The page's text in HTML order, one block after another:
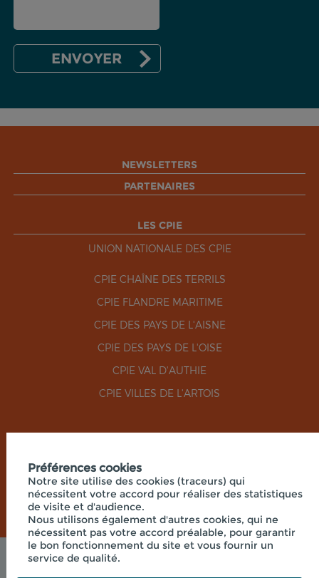
NEWSLETTERS
PARTENAIRES
LES CPIE
UNION NATIONALE DES CPIE
CPIE CHAÎNE DES TERRILS
CPIE FLANDRE MARITIME
CPIE DES PAYS DE L'AISNE
CPIE DES PAYS DE L'OISE
CPIE VAL D'AUTHIE
CPIE VILLES DE L'ARTOIS
Mentions légales
Préférences cookies
Notre site utilise des cookies (traceurs) qui
nécessitent votre accord pour réaliser des statistiques
de visite et d'audience.
Nous utilisons également d'autres cookies, qui ne
nécessitent pas votre accord préalable, pour garantir
le bon fonctionnement du site et vous fournir un
service de qualité.